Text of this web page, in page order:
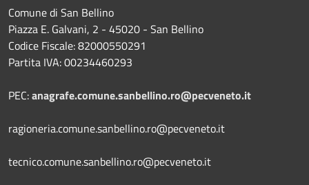
Comune di San Bellino
Piazza E. Galvani, 2 - 45020 - San Bellino
Codice Fiscale: 82000550291
Partita IVA: 00234460293
PEC:anagrafe.comune.sanbellino.ro@pecveneto.it
ragioneria.comune.sanbellino.ro@pecveneto.it
tecnico.comune.sanbellino.ro@pecveneto.it